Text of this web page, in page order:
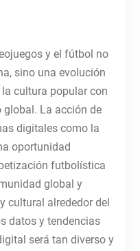
y el fútbol no
sino una evolución
cultura popular con
global. La acción de
digitales como la
oportunidad
futbolística
global y
cultural alrededor del
datos y tendencias
será tan diverso y